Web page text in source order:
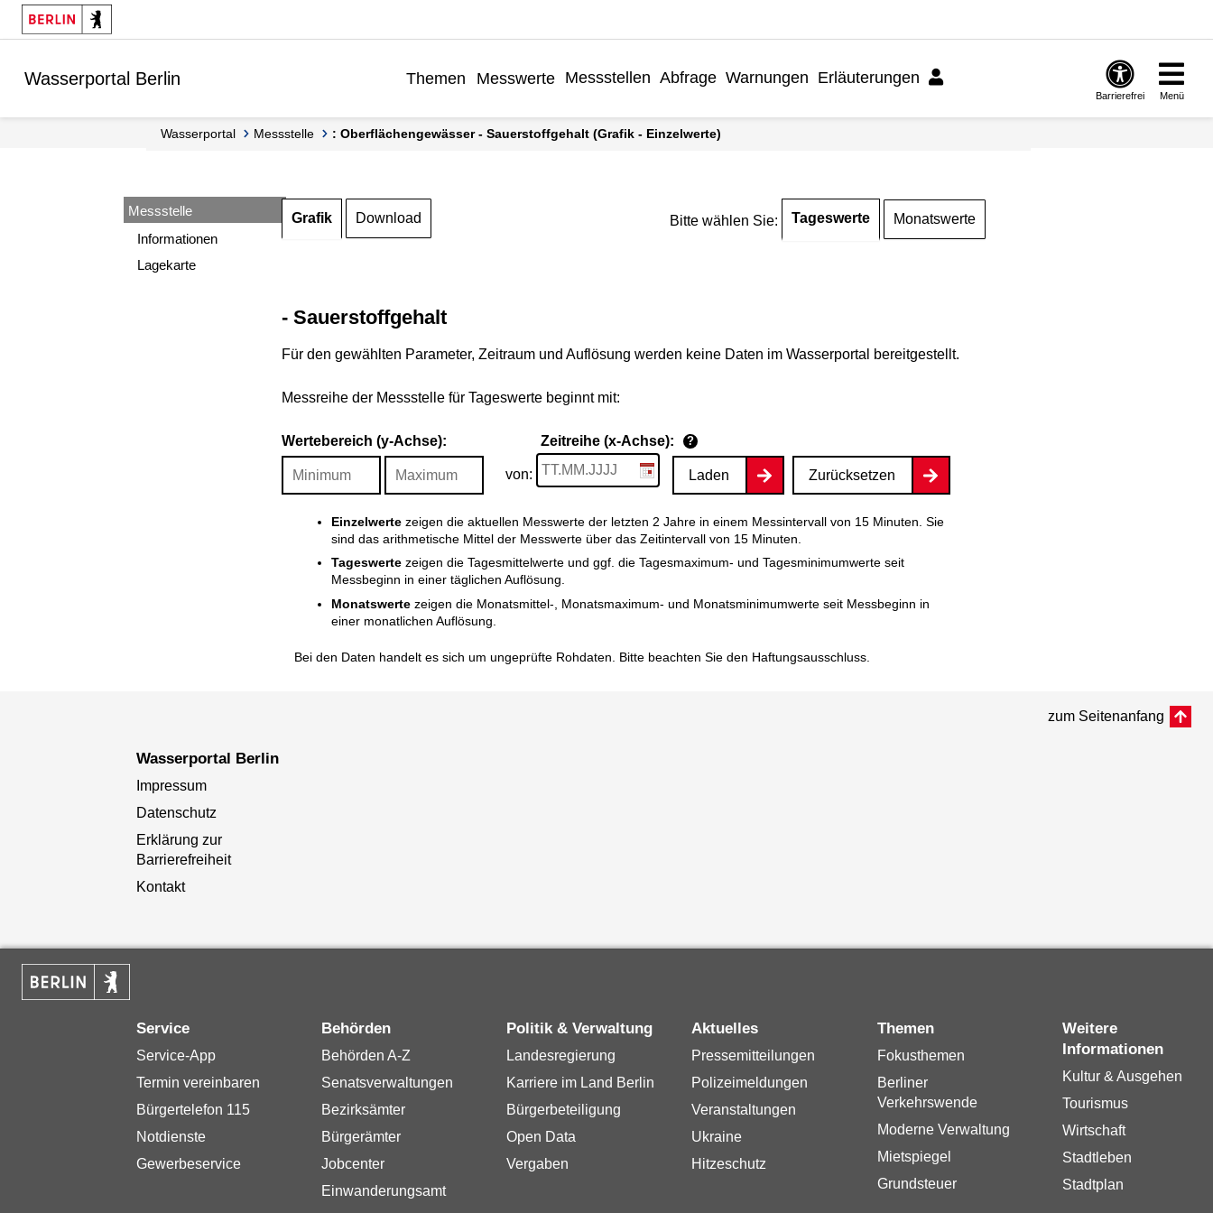
Springe zur Navigation
Springe zum Inhalt
Wasserportal Berlin Themen Messwerte Messstellen Abfrage Warnungen Erläuterungen
Barrierefrei Menü
Wasserportal Messstelle : Oberflächengewässer - Sauerstoffgehalt (Grafik - Einzelwerte)
Messstelle
Informationen
Lagekarte
Grafik Download Bitte wählen Sie: Tageswerte Monatswerte
- Sauerstoffgehalt
Für den gewählten Parameter, Zeitraum und Auflösung werden keine Daten im Wasserportal bereitgestellt.
Messreihe der Messstelle für Tageswerte beginnt mit:
Wertebereich (y-Achse): Zeitreihe (x-Achse): ?
von: Laden Zurücksetzen
Einzelwertezeigen die aktuellen Messwerte der letzten 2 Jahre in einem Messintervall von 15 Minuten. Sie
sind das arithmetische Mittel der Messwerte über das Zeitintervall von 15 Minuten.
Tageswertezeigen die Tagesmittelwerte und ggf. die Tagesmaximum- und Tagesminimumwerte seit
Messbeginn in einer täglichen Auflösung.
Monatswertezeigen die Monatsmittel-, Monatsmaximum- und Monatsminimumwerte seit Messbeginn in
einer monatlichen Auflösung.
Bei den Daten handelt es sich um ungeprüfte Rohdaten. Bitte beachten Sie den Haftungsausschluss.
zum Seitenanfang
Wasserportal Berlin
Impressum
Datenschutz
Erklärung zur
Barrierefreiheit
Kontakt
Service
Service-App
Termin vereinbaren
Bürgertelefon 115
Notdienste
Gewerbeservice
Behörden
Behörden A-Z
Senatsverwaltungen
Bezirksämter
Bürgerämter
Jobcenter
Einwanderungsamt
Politik & Verwaltung
Landesregierung
Karriere im Land Berlin
Bürgerbeteiligung
Open Data
Vergaben
Aktuelles
Pressemitteilungen
Polizeimeldungen
Veranstaltungen
Ukraine
Hitzeschutz
Themen
Fokusthemen
Berliner
Verkehrswende
Moderne Verwaltung
Mietspiegel
Grundsteuer
Weitere
Informationen
Kultur & Ausgehen
Tourismus
Wirtschaft
Stadtleben
Stadtplan